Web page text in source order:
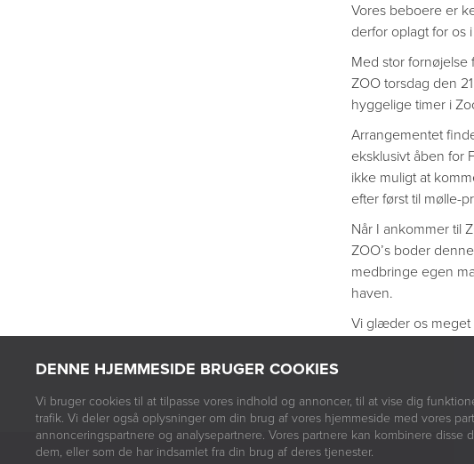
DENNE HJEMMESIDE BRUGER COOKIES
Vi bruger cookies til at tilpasse vores indhold og annoncer, til at vise dig
trafik. Vi deler også oplysninger om din brug af vores hjemmeside med vores
annonceringspartnere og analysepartnere. Vores partnere kan kombinere disse
dem, eller som de har indsamlet fra din brug af deres tjenester.
Vores beboere er
derfor oplagt for os
Med stor
ZOO torsdag den
hyggelige timer i
Arrangementet
eksklusivt åben for
ikke muligt at
efter først til mølle-
Når I ankommer til
ZOO’s boder
medbringe egen
haven.
Vi glæder os meget